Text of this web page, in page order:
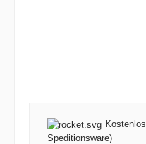
Speditionsware)